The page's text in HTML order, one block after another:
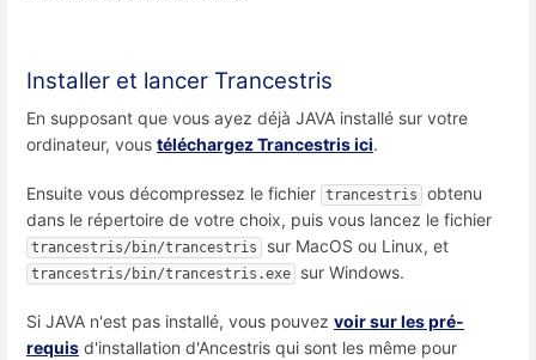
Installer et lancer Trancestris
En supposant que vous ayez déjà JAVA installé sur votre
ordinateur, vous téléchargez Trancestris ici.
Ensuite vous décompressez le fichier trancestris
obtenu
dans le répertoire de votre choix, puis vous lancez le fichier
trancestris/bin/trancestris sur MacOS ou Linux, et
trancestris/bin/trancestris.exe sur Windows.
Si JAVA n'est pas installé, vous pouvez voir sur les pré-
requis d'installation d'Ancestris qui sont les même pour